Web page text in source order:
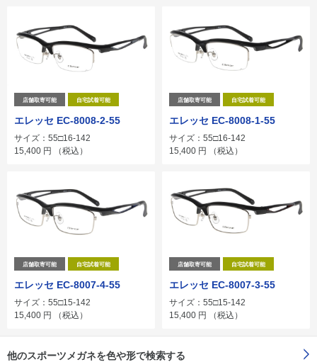
店舗取寄可能 自宅試着可能
エレッセ EC-8008-2-55
サイズ：55□16-142
15,400 円 （税込）
店舗取寄可能 自宅試着可能
エレッセ EC-8008-1-55
サイズ：55□16-142
15,400 円 （税込）
店舗取寄可能 自宅試着可能
エレッセ EC-8007-4-55
サイズ：55□15-142
15,400 円 （税込）
店舗取寄可能 自宅試着可能
エレッセ EC-8007-3-55
サイズ：55□15-142
15,400 円 （税込）
他のスポーツメガネを色や形で検索する